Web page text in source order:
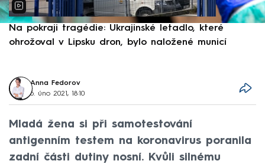
Na pokraji tragédie: Ukrajinské letadlo, které
ohrožoval v Lipsku dron, bylo naložené municí
Anna Fedorov
6. úno 2021, 18:10
Mladá žena si při samotestování
antigenním testem na koronavirus poranila
zadní části dutiny nosní. Kvůli silnému